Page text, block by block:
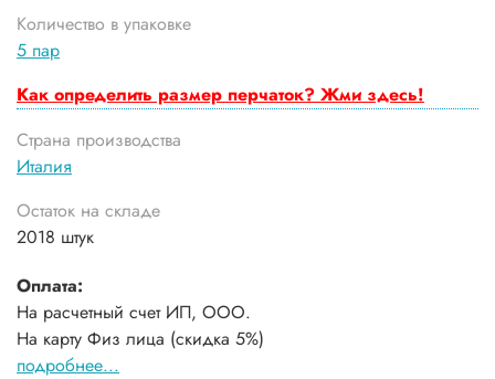
Количество в упаковке
5 пар
Как определить размер перчаток? Жми здесь!
Страна производства
Италия
Остаток на складе
2018 штук
Оплата:
На расчетный счет ИП, ООО.
На карту Физ лица (скидка 5%)
подробнее...